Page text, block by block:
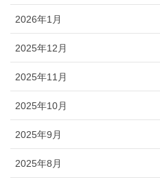
2026年1月
2025年12月
2025年11月
2025年10月
2025年9月
2025年8月